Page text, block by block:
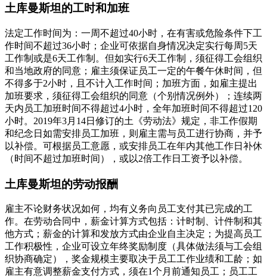
土库曼斯坦的工时和加班
法定工作时间为：一周不超过40小时，在有害或危险条件下工
作时间不超过36小时；企业可依据自身情况决定实行每周5天
工作制或是6天工作制。但如实行6天工作制，须征得工会组织
和当地政府的同意；雇主须保证员工一定的午餐午休时间，但
不得多于2小时，且不计入工作时间；加班方面，如雇主提出
加班要求，须征得工会组织的同意（个别情况例外）；连续两
天内员工加班时间不得超过4小时，全年加班时间不得超过120
小时。2019年3月14日修订的土《劳动法》规定，非工作假期
和纪念日如需安排员工加班，则雇主需与员工进行协商，并予
以补偿。可根据员工意愿，或安排员工在年内其他工作日补休
（时间不超过加班时间），或以2倍工作日工资予以补偿。
土库曼斯坦的劳动报酬
雇主不论财务状况如何，均有义务向员工支付其已完成的工
作。在劳动合同中，薪金计算方式包括：计时制、计件制和其
他方式；薪金的计算和发放方式由企业自主决定；为提高员工
工作积极性，企业可设立年终奖励制度（具体做法须与工会组
织协商确定），奖金规模主要取决于员工工作业绩和工龄；如
雇主有意调整薪金支付方式，须在1个月前通知员工；员工工